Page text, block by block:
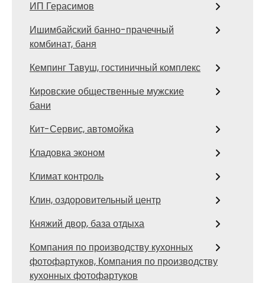
ИП Герасимов
Ишимбайский банно-прачечный
комбинат, баня
Кемпинг Тавуш, гостиничный комплекс
Кировские общественные мужские
бани
Кит-Сервис, автомойка
Кладовка эконом
Климат контроль
Клин, оздоровительный центр
Княжий двор, база отдыха
Компания по производству кухонных
фотофартуков, Компания по производству
кухонных фотофартуков